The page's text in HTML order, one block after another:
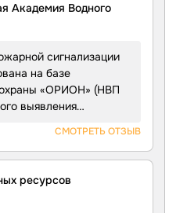
Академия Водного
сигнализации
на базе
«ОРИОН» (НВП
выявления
функционирования
было
извещатели
СМОТРЕТЬ ОТЗЫВ
ресурсов